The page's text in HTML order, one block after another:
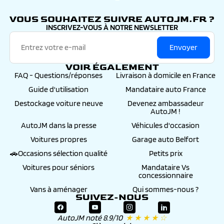
Gravage des vitres : 99€, Auto JM procédera au
enregistrement au fichier informatique ARGOS
pour une durée de 6 ans.
Le mandant bénéficiera du remboursement de sa
franchise assurance (à hauteur de 500€) en cas
d’accident et du remboursement « valeur à neuf »
durant 1 an, renouvelable, ainsi que d’autres
avantages -détails et conditions sur notre page
>Préparation esthétique céramique : 299€, Si
l’entretien d’une voiture est essentiel à son bon
fonctionnement, maintenir l’éclat et la haute
conserver un aspect extérieur neuf à long terme
détails et conditions sur notre page
VOUS SOUHAITEZ SUIVRE AUTOJM.FR ?
INSCRIVEZ-VOUS À NOTRE NEWSLETTER
Envoyer
VOIR ÉGALEMENT
FAQ - Questions/réponses
Livraison à domicile en France
Guide d'utilisation
Mandataire auto France
Destockage voiture neuve
Devenez ambassadeur
AutoJM !
AutoJM dans la presse
Véhicules d'occasion
Voitures propres
Garage auto Belfort
🚗Occasions sélection qualité
Petits prix
Voitures pour séniors
Mandataire Vs
concessionnaire
Vans à aménager
Qui sommes-nous ?
SUIVEZ-NOUS
AutoJM noté 8.9/10 ★ ★ ★ ★ ☆